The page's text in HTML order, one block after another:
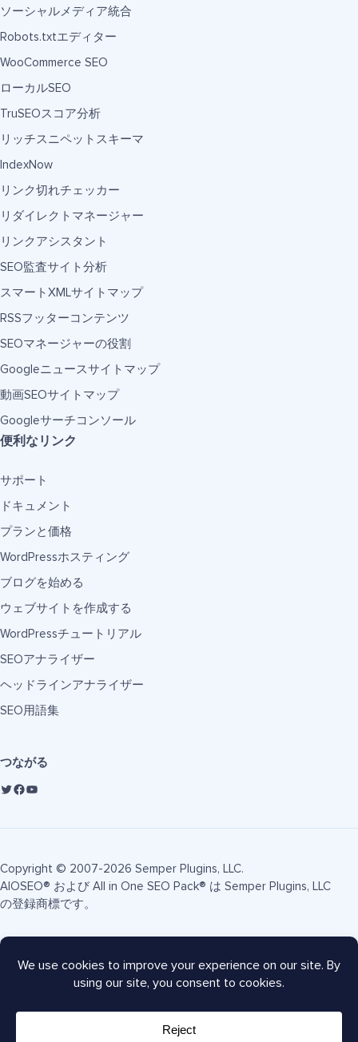
ソーシャルメディア統合
Robots.txtエディター
WooCommerce SEO
ローカルSEO
TruSEOスコア分析
リッチスニペットスキーマ
IndexNow
リンク切れチェッカー
リダイレクトマネージャー
リンクアシスタント
SEO監査サイト分析
スマートXMLサイトマップ
RSSフッターコンテンツ
SEOマネージャーの役割
Googleニュースサイトマップ
動画SEOサイトマップ
Googleサーチコンソール
便利なリンク
サポート
ドキュメント
プランと価格
WordPressホスティング
ブログを始める
ウェブサイトを作成する
WordPressチュートリアル
SEOアナライザー
ヘッドラインアナライザー
SEO用語集
つながる
Copyright © 2007-2026 Semper Plugins, LLC.
AIOSEO® および All in One SEO Pack® は Semper Plugins, LLC
の登録商標です。
利用規約
AIOSEOクーポン